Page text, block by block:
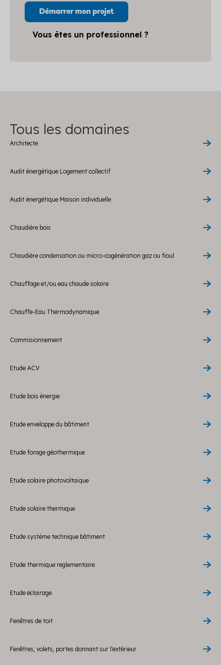
Vous êtes un professionnel ?
Tous les domaines
Architecte
Audit énergétique Logement collectif
Audit énergétique Maison individuelle
Chaudière bois
Chaudière condensation ou micro-cogénération gaz ou fioul
Chauffage et/ou eau chaude solaire
Chauffe-Eau Thermodynamique
Commisionnement
Etude ACV
Etude bois énergie
Etude enveloppe du bâtiment
Etude forage géothermique
Etude solaire photovoltaïque
Etude solaire thermique
Etude système technique bâtiment
Etude thermique reglementaire
Etude éclairage
Fenêtres de toit
Fenêtres, volets, portes donnant sur l'extérieur